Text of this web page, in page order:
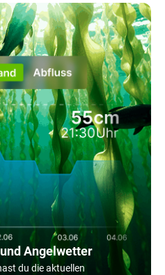
Angelwetter
du die aktuellen